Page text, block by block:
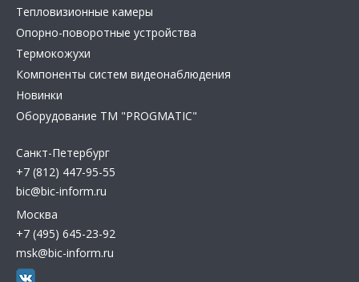
Тепловизионные камеры
Опорно-поворотные устройства
Термокожухи
Компоненты систем видеонаблюдения
Новинки
Оборудование TM "PROGMATIC"
Санкт-Петербург
+7 (812) 447-95-55
bic@bic-inform.ru
Москва
+7 (495) 645-23-92
msk@bic-inform.ru